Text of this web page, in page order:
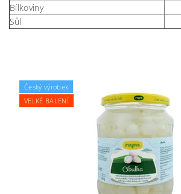
Bílkoviny
Sůl
Český výrobek
VELKÉ BALENÍ